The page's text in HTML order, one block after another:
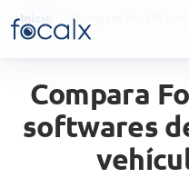
Inicio
Compara
softwares